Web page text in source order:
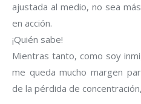
ajustada al medio, no sea
en acción.
¡Quién sabe!
Mientras tanto, como soy
me queda mucho margen
de la pérdida de